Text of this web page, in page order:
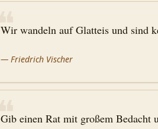
❝
Wir wandeln auf Glatteis und sind
— Friedrich Vischer
❝
Gib einen Rat mit großem Bedacht